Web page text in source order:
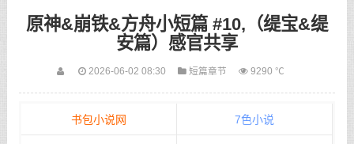
原神&崩铁&方舟小短篇 #10,（缇宝&缇
安篇）感官共享
2026-06-02 08:30 短篇章节 9290 ℃
书包小说网 7色小说